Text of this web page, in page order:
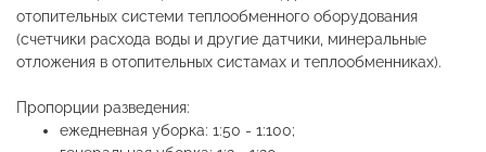
отопительных системи теплообменного оборудования
(счетчики расхода воды и другие датчики, минеральные
отложения в отопительных систамах и теплообменниках).
Пропорции разведения:
ежедневная уборка: 1:50 - 1:100;